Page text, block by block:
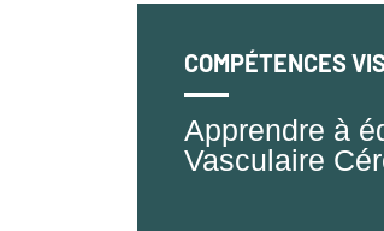
COMPÉTENCES
Apprendre à
Vasculaire